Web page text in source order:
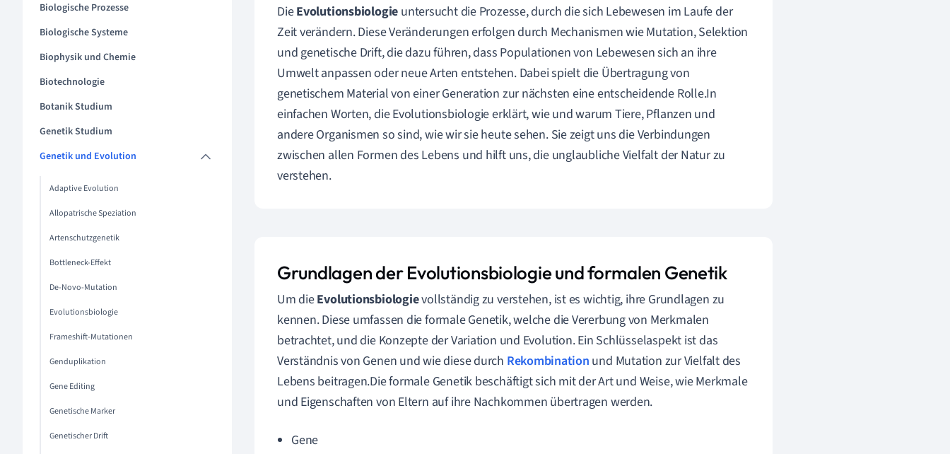
Biologische Prozesse
Biologische Systeme
Biophysik und Chemie
Biotechnologie
Botanik Studium
Genetik Studium
Genetik und Evolution
Adaptive Evolution
Allopatrische Speziation
Artenschutzgenetik
Bottleneck-Effekt
De-Novo-Mutation
Evolutionsbiologie
Frameshift-Mutationen
Genduplikation
Gene Editing
Genetische Marker
Genetischer Drift
DieEvolutionsbiologie untersucht die Prozesse, durch die sich Lebewesen im Laufe der
Zeit verändern. Diese Veränderungen erfolgen durch Mechanismen wie Mutation, Selektion
und genetische Drift, die dazu führen, dass Populationen von Lebewesen sich an ihre
Umwelt anpassen oder neue Arten entstehen. Dabei spielt die Übertragung von
genetischem Material von einer Generation zur nächsten eine entscheidende Rolle.In
einfachen Worten, die Evolutionsbiologie erklärt, wie und warum Tiere, Pflanzen und
andere Organismen so sind, wie wir sie heute sehen. Sie zeigt uns die Verbindungen
zwischen allen Formen des Lebens und hilft uns, die unglaubliche Vielfalt der Natur zu
verstehen.
Grundlagen der Evolutionsbiologie und formalen Genetik
Um dieEvolutionsbiologievollständig zu verstehen, ist es wichtig, ihre Grundlagen zu
kennen. Diese umfassen die formale Genetik, welche die Vererbung von Merkmalen
betrachtet, und die Konzepte der Variation und Evolution. Ein Schlüsselaspekt ist das
Verständnis von Genen und wie diese durch Rekombination und Mutation zur Vielfalt des
Lebens beitragen.Die formale Genetik beschäftigt sich mit der Art und Weise, wie Merkmale
und Eigenschaften von Eltern auf ihre Nachkommen übertragen werden.
Gene